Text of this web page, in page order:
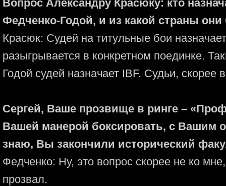
Вопрос Александру Красюку: кто
Федченко-Годой, и из какой страны они
Красюк: Судей на титульные бои
разыгрывается в конкретном поединке.
Годой судей назначает IBF. Судьи, скорее
Сергей, Ваше прозвище в ринге –
Вашей манерой боксировать, с Вашим
знаю, Вы закончили исторический
Федченко: Ну, это вопрос скорее не ко
прозвал.